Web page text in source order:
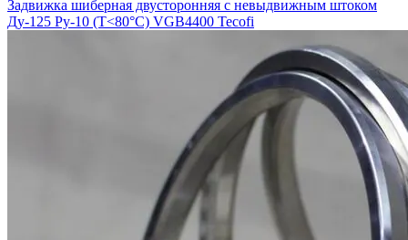
Задвижка шиберная двусторонняя с невыдвижным штоком
Ду-125 Ру-10 (Т<80°С) VGB4400 Tecofi